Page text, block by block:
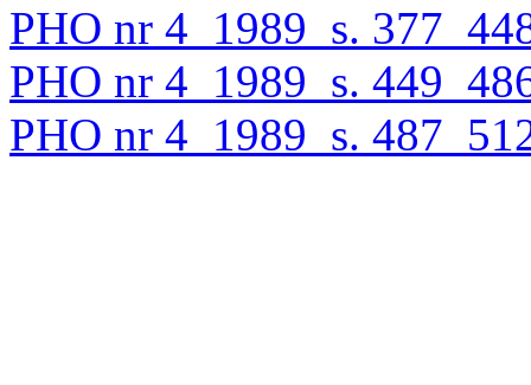
PHO nr 4_1989_s.
PHO nr 4_1989_s.
PHO nr 4_1989_s.